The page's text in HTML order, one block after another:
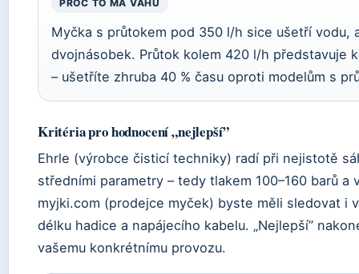
PROČ TO MÁ VÁHU
Myčka s průtokem pod 350 l/h sice ušetří vodu,
dvojnásobek. Průtok kolem 420 l/h představuje
– ušetříte zhruba 40 % času oproti modelům s
Kritéria pro hodnocení „nejlepší”
Ehrle (výrobce čisticí techniky) radí při nejistotě
středními parametry – tedy tlakem 100–160 barů a
myjki.com (prodejce myček) byste měli sledovat i
délku hadice a napájecího kabelu. „Nejlepší”
vašemu konkrétnímu provozu.